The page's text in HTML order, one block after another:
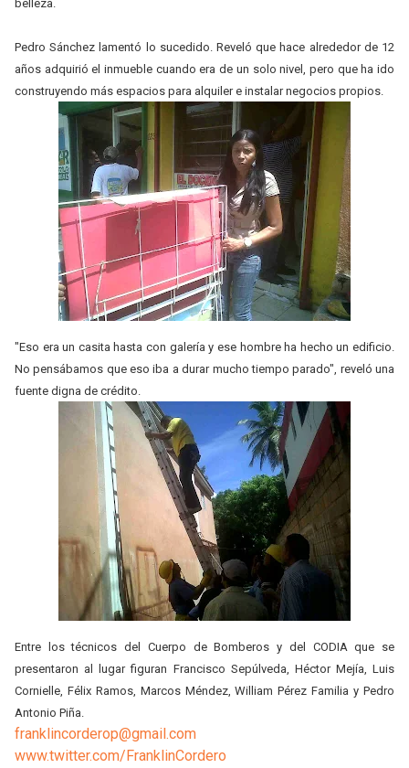
belleza.
Pedro Sánchez lamentó lo sucedido. Reveló que hace alrededor de 12
años adquirió el inmueble cuando era de un solo nivel, pero que ha ido
construyendo más espacios para alquiler e instalar negocios propios.
"Eso era un casita hasta con galería y ese hombre ha hecho un edificio.
No pensábamos que eso iba a durar mucho tiempo parado", reveló una
fuente digna de crédito.
Entre los técnicos del Cuerpo de Bomberos y del CODIA que se
presentaron al lugar figuran Francisco Sepúlveda, Héctor Mejía, Luis
Cornielle, Félix Ramos, Marcos Méndez, William Pérez Familia y Pedro
Antonio Piña.
franklincorderop@gmail.com
www.twitter.com/FranklinCordero